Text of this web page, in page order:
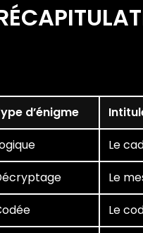
d’énigme
Le
Le
Le